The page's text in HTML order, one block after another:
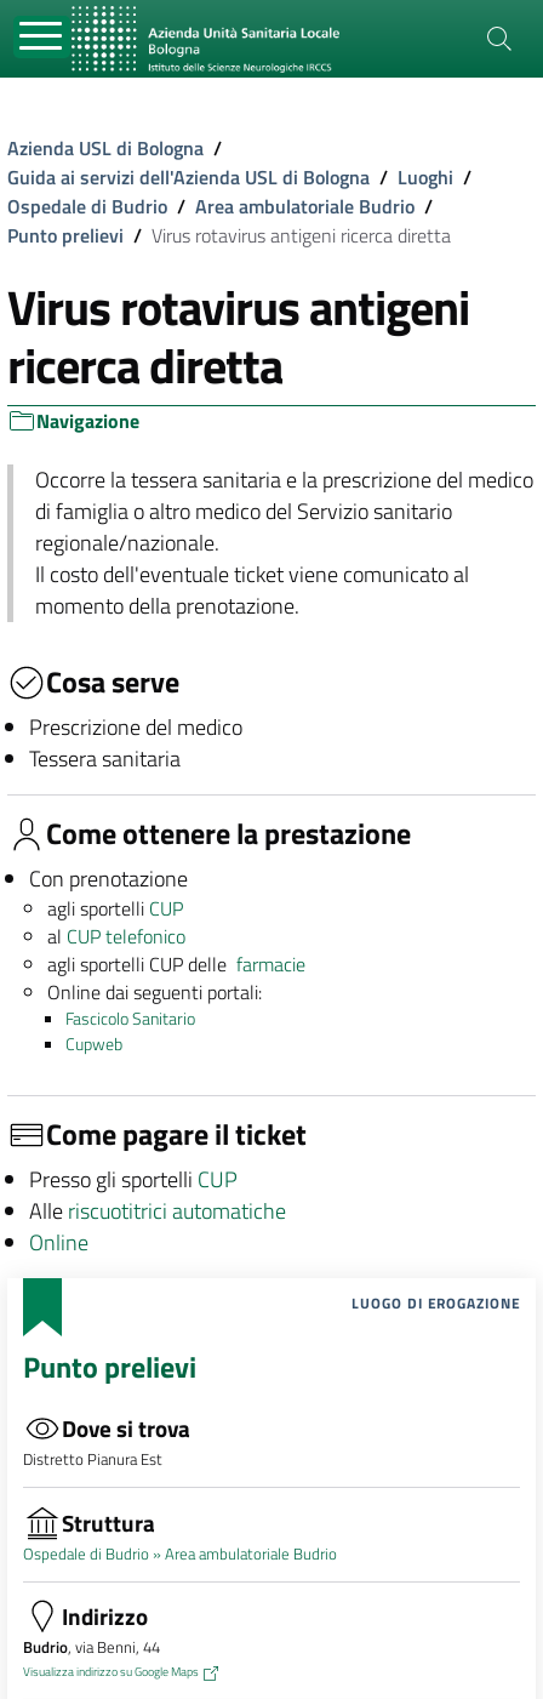
Azienda USL di Bologna /
Guida ai servizi dell'Azienda USL di Bologna / Luoghi /
Ospedale di Budrio / Area ambulatoriale Budrio /
Punto prelievi / Virus rotavirus antigeni ricerca diretta
Virus rotavirus antigeni
ricerca diretta
Navigazione
Occorre la tessera sanitaria e la prescrizione del medico
di famiglia o altro medico del Servizio sanitario
regionale/nazionale.
Il costo dell'eventuale ticket viene comunicato al
momento della prenotazione.
Cosa serve
Prescrizione del medico
Tessera sanitaria
Come ottenere la prestazione
Con prenotazione
agli sportelli CUP
al CUP telefonico
agli sportelli CUP dellefarmacie
Online dai seguenti portali:
Fascicolo Sanitario
Cupweb
Come pagare il ticket
Presso gli sportelli CUP
Alleriscuotitrici automatiche
Online
LUOGO DI EROGAZIONE
Punto prelievi
Dove si trova
Distretto Pianura Est
Struttura
Ospedale di Budrio »Area ambulatoriale Budrio
Indirizzo
Budrio, via Benni, 44
Visualizza indirizzo su Google Maps